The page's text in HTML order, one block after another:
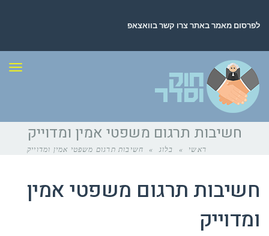
לפרסום מאמר באתר צרו קשר בוואצאפ
חשיבות תרגום משפטי אמין ומדוייק
ראשי » בלוג » חשיבות תרגום משפטי אמין ומדוייק
חשיבות תרגום משפטי אמין
ומדוייק